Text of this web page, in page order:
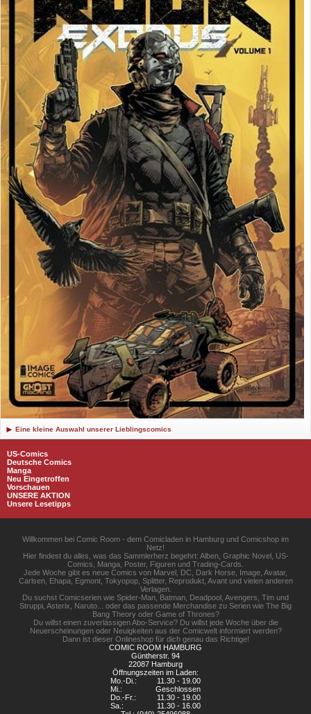
Eine kleine Auswahl unserer Lieblingscomics
US-Comics
Deutsche Comics
Manga
Neu Eingetroffen
Vorschauen
UNSERE AKTION
Unsere Lesetipps
Willkommen bei Comic Room - dem Comicladen in Hamburg und Comicshop im
Netz!
Hier findest du alles, was das Sammlerherz begehrt: Alben, Graphic Novel, US-
Comics, Manga, Poster, Figuren und Trading-Cards.
Jede Woche gibt es neue Comics von Marvel, DC, Dark Horse, Image, Avatar,
Carlsen, Ehapa, Egmont, Tokyopop, Splitter, Reprodukt, Avant und vielen anderen
Verlagen.
Du suchst Comicserien wie Spider-Man, Batman, Deadpool, Avengers, Tim und
Struppi, Asterix, Naruto... oder das passende Merchandise zu Serien wie The Big
Bang Theory oder Game of Thrones?
Du willst einen zuverlässigen Abo-Service? Du willst jede Woche über die
Neuerscheinungen oder Neuigkeiten aus der Comicwelt informiert werden?
Dann ist dieser Onlineshop für dich genau das Richtige!
COMIC ROOM HAMBURG
Güntherstr. 94
22087 Hamburg
Öffnungszeiten im Laden:
Mo.-Di.:
11.30 - 19.00
Mi.:
Geschlossen
Do.-Fr.:
11.30 - 19.00
Sa.:
11.30 - 16.00